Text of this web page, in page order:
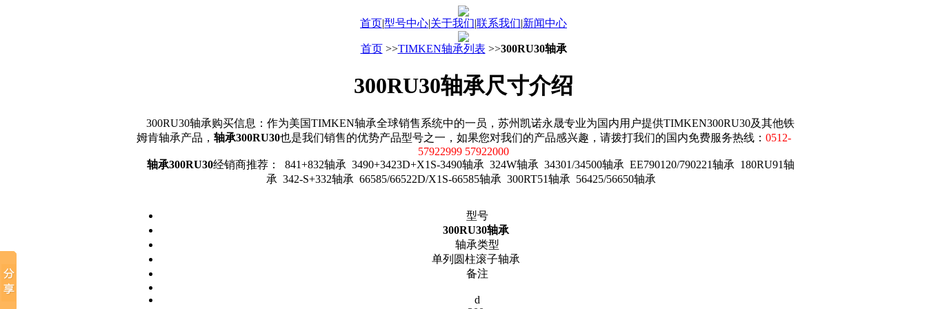
首页|型号中心|关于我们|联系我们|新闻中心
首页>>TIMKEN轴承列表 >>300RU30轴承
300RU30轴承尺寸介绍
300RU30轴承购买信息：作为美国TIMKEN轴承全球销售系统中的一员，苏州凯诺永晟专业为国内用户提供TIMKEN300RU30及其他铁
姆肯轴承产品， 轴承300RU30也是我们销售的优势产品型号之一，如果您对我们的产品感兴趣，请拨打我们的国内免费服务热线： 0512-
57922999 57922000
轴承300RU30经销商推荐： 841+832轴承 3490+3423D+X1S-3490轴承 324W轴承 34301/34500轴承 EE790120/790221轴承 180RU91轴
承 342-S+332轴承 66585/66522D/X1S-66585轴承 300RT51轴承 56425/56650轴承
型号
300RU30轴承
轴承类型
单列圆柱滚子轴承
备注
d